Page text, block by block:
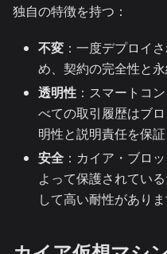
独自の特徴を持つ：
不変 ：一度デプロイ
め、契約の完全性と永
透明性 ：スマートコ
べての取引履歴はブ
明性と説明責任を保証
安全 ：カイア・ブロ
よって保護されてい
して高い耐性がありま